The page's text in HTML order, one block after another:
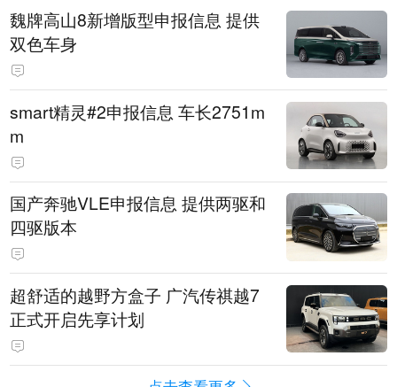
魏牌高山8新增版型申报信息 提供
双色车身
smart精灵#2申报信息 车长2751m
m
国产奔驰VLE申报信息 提供两驱和
四驱版本
超舒适的越野方盒子 广汽传祺越7
正式开启先享计划